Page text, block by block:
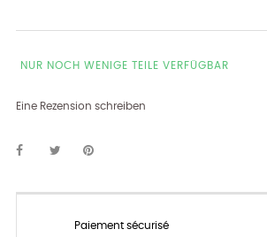
NUR NOCH WENIGE TEILE VERFÜGBAR
Eine Rezension schreiben
Paiement sécurisé